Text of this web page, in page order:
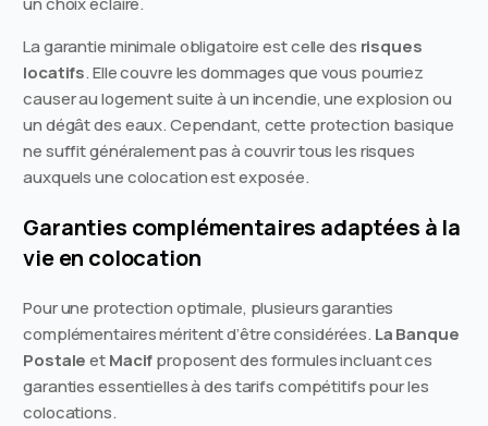
La garantie minimale obligatoire est celle des risques
locatifs. Elle couvre les dommages que vous pourriez
causer au logement suite à un incendie, une explosion ou
un dégât des eaux. Cependant, cette protection basique
ne suffit généralement pas à couvrir tous les risques
auxquels une colocation est exposée.
Garanties complémentaires adaptées à la
vie en colocation
Pour une protection optimale, plusieurs garanties
complémentaires méritent d’être considérées. La Banque
PostaleetMacifproposent des formules incluant ces
garanties essentielles à des tarifs compétitifs pour les
colocations.